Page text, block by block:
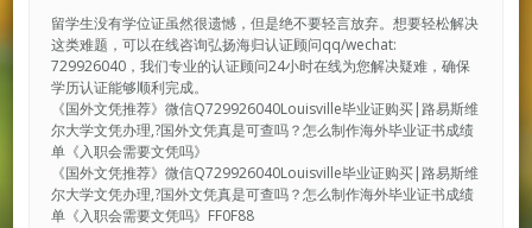
留学生没有学位证虽然很遗憾，但是绝不要轻言放弃。想要轻松解决
这类难题，可以在线咨询弘扬海归认证顾问qq/wechat:
729926040，我们专业的认证顾问24小时在线为您解决疑难，确保
学历认证能够顺利完成。
《国外文凭推荐》微信Q729926040Louisville毕业证购买|路易斯维
尔大学文凭办理,?国外文凭真是可查吗？怎么制作海外毕业证书成绩
单《入职会需要文凭吗》
《国外文凭推荐》微信Q729926040Louisville毕业证购买|路易斯维
尔大学文凭办理,?国外文凭真是可查吗？怎么制作海外毕业证书成绩
单《入职会需要文凭吗》FF0F88